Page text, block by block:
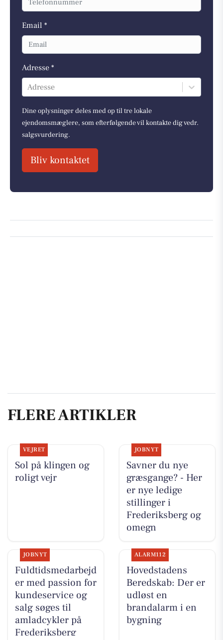
Email *
Adresse *
Adresse
Dine oplysninger deles med op til tre lokale
ejendomsmæglere, som efterfølgende vil kontakte dig vedr.
salgsvurdering.
Bliv kontaktet
FLERE ARTIKLER
VEJRET
Sol på klingen og
roligt vejr
JOBNYT
Savner du nye
græsgange? - Her
er nye ledige
stillinger i
Frederiksberg og
omegn
JOBNYT
Fuldtidsmedarbejd
er med passion for
kundeservice og
salg søges til
amladcykler på
Frederiksberg
ALARM112
Hovedstadens
Beredskab: Der er
udløst en
brandalarm i en
bygning